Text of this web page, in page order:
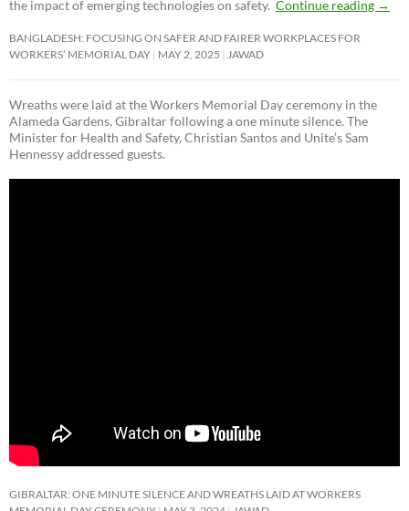
the impact of emerging technologies on safety. Continue reading →
BANGLADESH: FOCUSING ON SAFER AND FAIRER WORKPLACES FOR
WORKERS’ MEMORIAL DAY MAY 2, 2025 JAWAD
Wreaths were laid at the Workers Memorial Day ceremony in the
Alameda Gardens, Gibraltar following a one minute silence. The
Minister for Health and Safety, Christian Santos and Unite’s Sam
Hennessy addressed guests.
GIBRALTAR: ONE MINUTE SILENCE AND WREATHS LAID AT WORKERS